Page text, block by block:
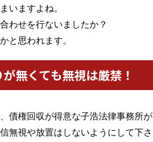
いますよね。
わせを行ないましたか？
と思われます。
無くても無視は厳禁！
債権回収が得意な子浩法律事務所が
無視や放置はしないようにして下さ